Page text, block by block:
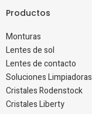
Productos
Monturas
Lentes de sol
Lentes de contacto
Soluciones Limpiadoras
Cristales Rodenstock
Cristales Liberty